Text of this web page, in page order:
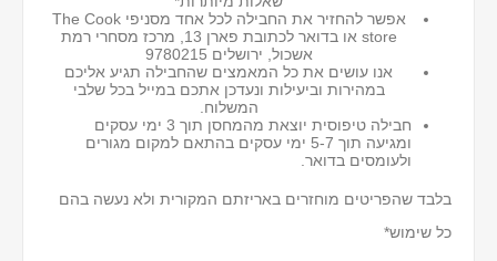
אפשר להחזיר את החבילה לכל אחד מסניפי The Cook
store או בדואר לכתובת פארן 13, מרכז מסחרי רמת
אשכול, ירושלים 9780215
אנו עושים את כל המאמצים שהחבילה תגיע אליכם
במהירות וביעילות ונעדכן אתכם במייל בכל שלבי
המשלוח.
חבילה טיפוסית יוצאת מהמחסן תוך 3 ימי עסקים
ומגיעה תוך 5-7 ימי עסקים בהתאם למקום מגורים
ולעומסים בדואר.
בלבד שהפריטים מוחזרים באריזתם המקורית ולא נעשה בהם
כל שימוש*